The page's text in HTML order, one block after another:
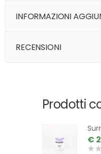
INFORMAZIONI
RECENSIONI
Prodotti
€